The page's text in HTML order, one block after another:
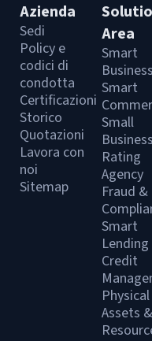
Azienda
Sedi
Policy e
codici di
condotta
Certificazioni
Storico
Quotazioni
Lavora con
noi
Sitemap
Area
Smart
Business
Smart
Small
Business
Rating
Agency
Fraud &
Smart
Lending
Credit
Physical
Assets &